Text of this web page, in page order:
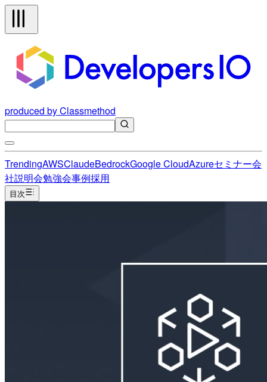
produced by Classmethod
TrendingAWSClaudeBedrockGoogle CloudAzureセミナー会
社説明会勉強会事例採用
目次